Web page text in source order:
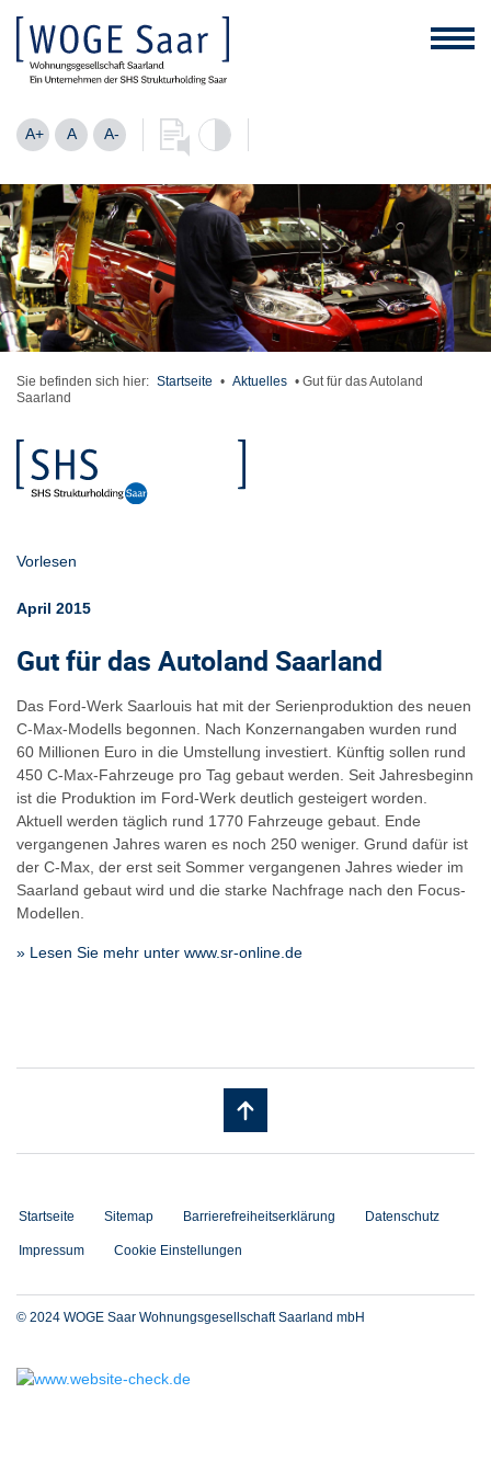
A+ A A-
Sie befinden sich hier: Startseite • Aktuelles • Gut für das Autoland
Saarland
Vorlesen
April 2015
Gut für das Autoland Saarland
Das Ford-Werk Saarlouis hat mit der Serienproduktion des neuen
C-Max-Modells begonnen. Nach Konzernangaben wurden rund
60 Millionen Euro in die Umstellung investiert. Künftig sollen rund
450 C-Max-Fahrzeuge pro Tag gebaut werden. Seit Jahresbeginn
ist die Produktion im Ford-Werk deutlich gesteigert worden.
Aktuell werden täglich rund 1770 Fahrzeuge gebaut. Ende
vergangenen Jahres waren es noch 250 weniger. Grund dafür ist
der C-Max, der erst seit Sommer vergangenen Jahres wieder im
Saarland gebaut wird und die starke Nachfrage nach den Focus-
Modellen.
» Lesen Sie mehr unter www.sr-online.de
Startseite Sitemap Barrierefreiheitserklärung Datenschutz
Impressum Cookie Einstellungen
© 2024 WOGE Saar Wohnungsgesellschaft Saarland mbH